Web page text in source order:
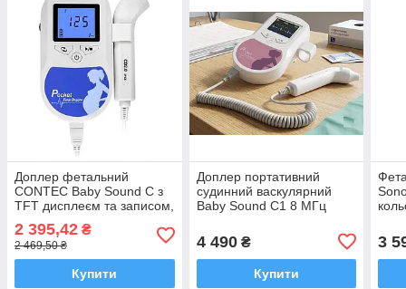
Доплер фетальний
CONTEC Baby Sound C з
TFT дисплеєм та записом,
серцебиття плода)
2 395,42 ₴
2 469,50 ₴
Купити
Доплер портативний
судинний васкулярний
Baby Sound C1 8 МГц
дисплеєм
4 490₴
Купити
3